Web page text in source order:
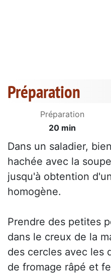
Préparation
Préparation
20 min
Dans un saladier,
hachée avec la
jusqu'à obtention
homogène.
Prendre des petites
dans le creux de la
des cercles avec les
de fromage râpé et